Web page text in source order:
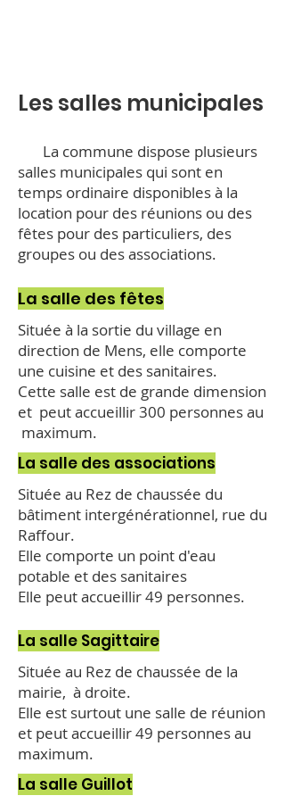
Les salles municipales
La commune dispose plusieurs
salles municipales qui sont en
temps ordinaire disponibles à la
location pour des réunions ou des
fêtes pour des particuliers, des
groupes ou des associations.
La salle des fêtes
Située à la sortie du village en
direction de Mens, elle comporte
une cuisine et des sanitaires.
Cette salle est de grande dimension
et peut accueillir 300 personnes au
maximum.
La salle des associations
Située au Rez de chaussée du
bâtiment intergénérationnel, rue du
Raffour.
Elle comporte un point d'eau
potable et des sanitaires
Elle peut accueillir 49 personnes.
La salle Sagittaire
Située au Rez de chaussée de la
mairie, à droite.
Elle est surtout une salle de réunion
et peut accueillir 49 personnes au
maximum.
La salle Guillot